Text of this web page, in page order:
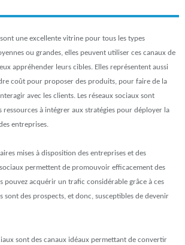
sont une excellente vitrine pour tous les types
ou grandes, elles peuvent utiliser ces canaux de
appréhender leurs cibles. Elles représentent aussi
coût pour proposer des produits, pour faire de la
avec les clients. Les réseaux sociaux sont
ressources à intégrer aux stratégies pour déployer la
entreprises.
mises à disposition des entreprises et des
permettent de promouvoir efficacement des
pouvez acquérir un trafic considérable grâce à ces
sont des prospects, et donc, susceptibles de devenir
sont des canaux idéaux permettant de convertir